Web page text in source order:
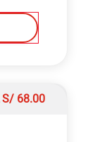
S/ 68.00